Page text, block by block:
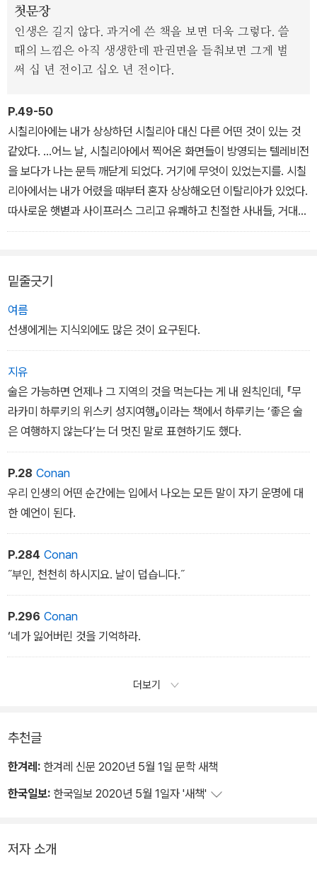
우여곡절 끝에 어렵사리 도착한 시칠리아에서 그는 왜 그곳이 '오래
준비해온 대답'처럼 떠올랐는지 깨닫는다. 어려움을 겪고 있을 때 다
정하게 다가와 도와주고는 사라지는 따뜻한 사람들, 누구도 허둥대지
자신을 작가로 만들었던 과거를 떠올리고("어두운 병 속에 가라앉아
있는 과거의 빛나는 편린들과 마주하는 고고학적 탐사"), 오랫동안 잊
고 있던 자기 안의 '어린 예술가'도 다시 만난다.
첫문장
인생은 길지 않다. 과거에 쓴 책을 보면 더욱 그렇다. 쓸
때의 느낌은 아직 생생한데 판권면을 들춰보면 그게 벌
써 십 년 전이고 십오 년 전이다.
P.49-50
시칠리아에는 내가 상상하던 시칠리아 대신 다른 어떤 것이 있는 것
같았다. ...어느 날, 시칠리아에서 찍어온 화면들이 방영되는 텔레비전
을 보다가 나는 문득 깨닫게 되었다. 거기에 무엇이 있었는지를. 시칠
리아에서는 내가 어렸을 때부터 혼자 상상해오던 이탈리아가 있었다.
따사로운 햇볕과 사이프러스 그리고 유쾌하고 친절한 사내들, 거대한
유적들과 그 사이를 돌아다니는 주인 없는 개들, 파랗고 잔잔한 지중
밑줄긋기
여름
선생에게는 지식외에도 많은 것이 요구된다.
지유
술은 가능하면 언제나 그 지역의 것을 먹는다는 게 내 원칙인데, 『무
라카미 하루키의 위스키 성지여행』이라는 책에서 하루키는 ‘좋은 술
은 여행하지 않는다’는 더 멋진 말로 표현하기도 했다.
P.28 Conan
우리 인생의 어떤 순간에는 입에서 나오는 모든 말이 자기 운명에 대
한 예언이 된다.
P.284 Conan
˝부인, 천천히 하시지요. 날이 덥습니다.˝
P.296 Conan
‘네가 잃어버린 것을 기억하라.
더보기
추천글
한겨레: 한겨레 신문 2020년 5월 1일 문학 새책
한국일보: 한국일보 2020년 5월 1일자 '새책'
저자 소개